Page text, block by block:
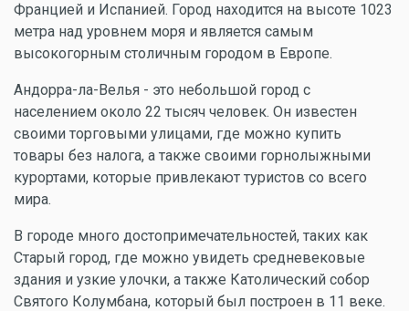
Францией и Испанией. Город находится на высоте 1023
метра над уровнем моря и является самым
высокогорным столичным городом в Европе.
Андорра-ла-Велья - это небольшой город с
населением около 22 тысяч человек. Он известен
своими торговыми улицами, где можно купить
товары без налога, а также своими горнолыжными
курортами, которые привлекают туристов со всего
мира.
В городе много достопримечательностей, таких как
Старый город, где можно увидеть средневековые
здания и узкие улочки, а также Католический собор
Святого Колумбана, который был построен в 11 веке.